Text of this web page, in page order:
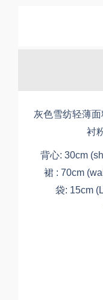
灰色雪纺轻薄
衬
背心: 30cm
裙 : 70cm
袋: 15cm